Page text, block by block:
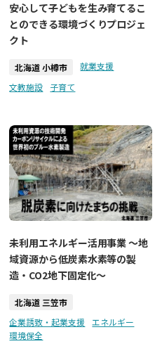
安心して子どもを生み育てるこ
とのできる環境づくりプロジェ
クト
北海道 小樽市
就業支援
文教施設
子育て
未利用エネルギー活用事業 ～地
域資源から低炭素水素等の製
造・CO2地下固定化～
北海道 三笠市
企業誘致・起業支援
エネルギー
環境保全